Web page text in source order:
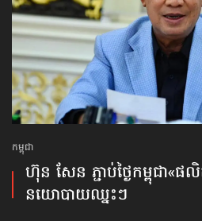
កម្ពុជា
ហ៊ុន សែន ភ្ជាប់ថ្ងៃកម្ពុជា​«
នយោបាយឈ្នះៗ